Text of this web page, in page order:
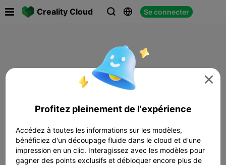
Creality Cloud   Se connecter

Profitez pleinement de l'expérience
Accédez à toutes les informations sur les modèles,
bénéficiez d'un découpage fluide dans le cloud et d'une
impression en un clic. Interagissez avec les modèles pour
gagner des points exclusifs et débloquer encore plus de